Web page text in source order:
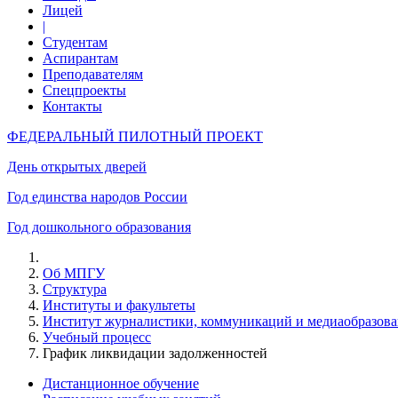
Лицей
|
Студентам
Аспирантам
Преподавателям
Спецпроекты
Контакты
ФЕДЕРАЛЬНЫЙ ПИЛОТНЫЙ ПРОЕКТ
День открытых дверей
Год единства народов России
Год дошкольного образования
Об МПГУ
Структура
Институты и факультеты
Институт журналистики, коммуникаций и
Учебный процесс
График ликвидации задолженностей
Дистанционное обучение